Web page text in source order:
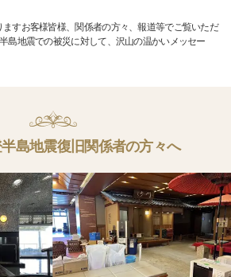
すお客様皆様、関係者の方々、報道等でご覧いただ
島地震での被災に対して、沢山の温かいメッセー
島地震復旧関係者の方々へ